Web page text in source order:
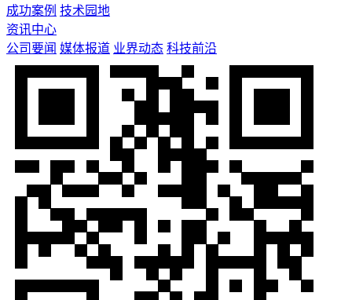
成功案例 技术园地
资讯中心
公司要闻 媒体报道 业界动态 科技前沿